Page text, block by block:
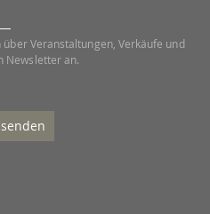
Veranstaltungen, Verkäufe und
Newsletter an.